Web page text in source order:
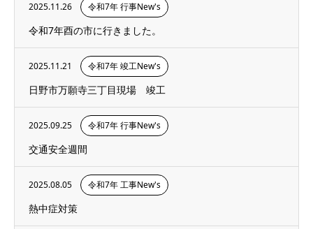
2025.11.26 令和7年 行事New's
令和7年酉の市に行きました。
2025.11.21 令和7年 竣工New's
日野市万願寺三丁目現場 竣工
2025.09.25 令和7年 行事New's
交通安全週間
2025.08.05 令和7年 工事New's
熱中症対策